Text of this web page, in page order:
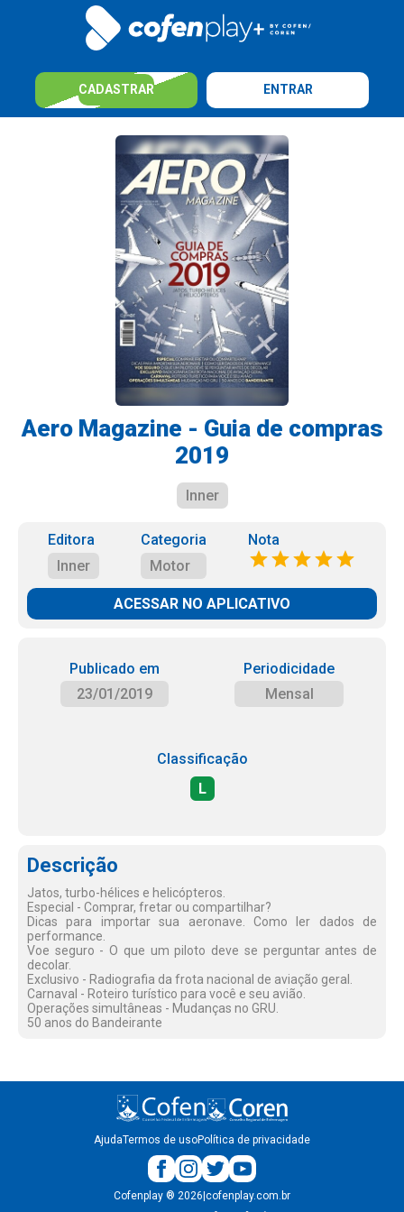
CADASTRAR ENTRAR
Aero Magazine - Guia de compras
2019
Inner
Editora
Inner
Categoria
Motor
Nota
ACESSAR NO APLICATIVO
Publicado em
23/01/2019
Periodicidade
Mensal
Classificação
L
Descrição
Jatos, turbo-hélices e helicópteros.
Especial - Comprar, fretar ou compartilhar?
Dicas para importar sua aeronave. Como ler dados de
performance.
Voe seguro - O que um piloto deve se perguntar antes de
decolar.
Exclusivo - Radiografia da frota nacional de aviação geral.
Carnaval - Roteiro turístico para você e seu avião.
Operações simultâneas - Mudanças no GRU.
50 anos do Bandeirante
AjudaTermos de usoPolítica de privacidade
Cofenplay ® 2026 cofenplay.com.br